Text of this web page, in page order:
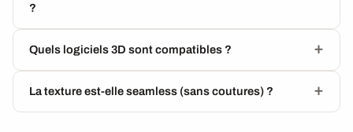
?
Quels logiciels 3D sont compatibles ?
La texture est-elle seamless (sans coutures) ?